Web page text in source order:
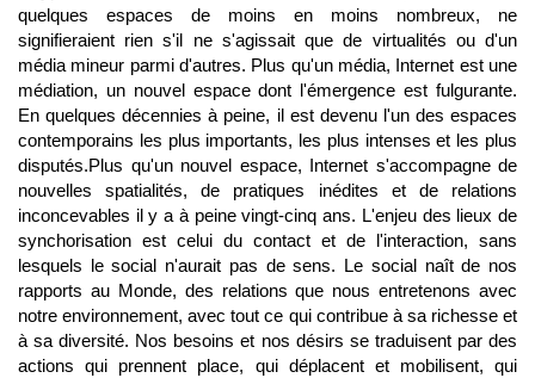
quelques espaces de moins en moins nombreux, ne
signifieraient rien s'il ne s'agissait que de virtualités ou d'un
média mineur parmi d'autres. Plus qu'un média, Internet est une
médiation, un nouvel espace dont l'émergence est fulgurante.
En quelques décennies à peine, il est devenu l'un des espaces
contemporains les plus importants, les plus intenses et les plus
disputés.Plus qu'un nouvel espace, Internet s'accompagne de
nouvelles spatialités, de pratiques inédites et de relations
inconcevables il y a à peine vingt-cinq ans. L'enjeu des lieux de
synchorisation est celui du contact et de l'interaction, sans
lesquels le social n'aurait pas de sens. Le social naît de nos
rapports au Monde, des relations que nous entretenons avec
notre environnement, avec tout ce qui contribue à sa richesse et
à sa diversité. Nos besoins et nos désirs se traduisent par des
actions qui prennent place, qui déplacent et mobilisent, qui